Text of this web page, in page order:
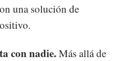
una solución de
con nadie.Más allá de